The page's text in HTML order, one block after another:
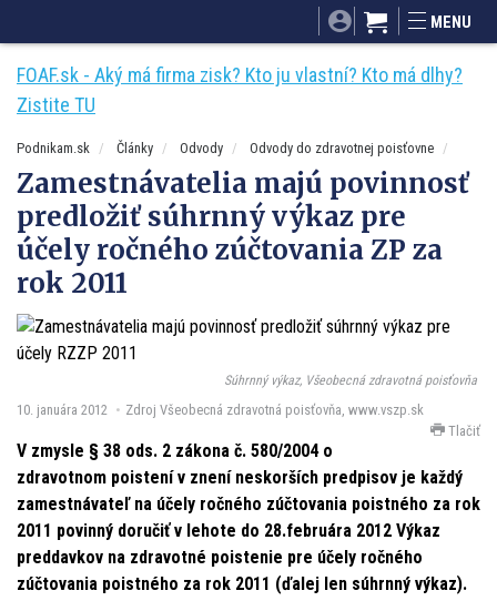
Mnamky-recepty.sk
MENU
FOAF.sk - Aký má firma zisk? Kto ju vlastní? Kto má dlhy?
Zistite TU
Podnikam.sk Články Odvody Odvody do zdravotnej poisťovne
Zamestnávatelia majú povinnosť
predložiť súhrnný výkaz pre
účely ročného zúčtovania ZP za
rok 2011
Súhrnný výkaz, Všeobecná zdravotná poisťovňa
10. januára 2012
Zdroj Všeobecná zdravotná poisťovňa, www.vszp.sk
Tlačiť
V zmysle § 38 ods. 2 zákona č. 580/2004 o
zdravotnom poistení v znení neskorších predpisov je každý
zamestnávateľ na účely ročného zúčtovania poistného za rok
2011 povinný doručiť v lehote do 28.februára 2012 Výkaz
preddavkov na zdravotné poistenie pre účely ročného
zúčtovania poistného za rok 2011 (ďalej len súhrnný výkaz).